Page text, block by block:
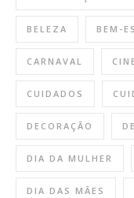
BELEZA BEM-
CARNAVAL
CUIDADOS
DECORAÇÃO
DIA DA MULHER
DIA DAS MÃES